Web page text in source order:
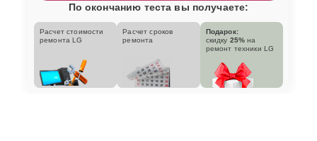
По окончанию теста вы получаете:
Расчет стоимости
ремонта LG
Расчет сроков
ремонта
Подарок:
скидку 25% на
ремонт техники LG